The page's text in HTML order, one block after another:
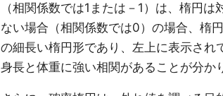
（相関係数では1または－1）は、楕円
ない場合（相関係数では0）の場合、楕
の細長い楕円形であり、左上に表示され
身長と体重に強い相関があることが分か